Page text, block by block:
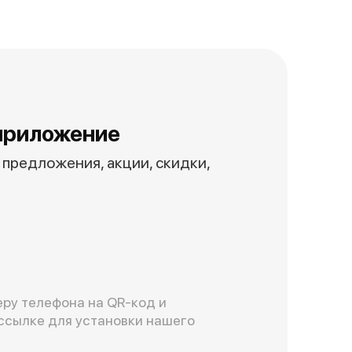
акции, скидки,
телефона на QR-код и
для установки нашего